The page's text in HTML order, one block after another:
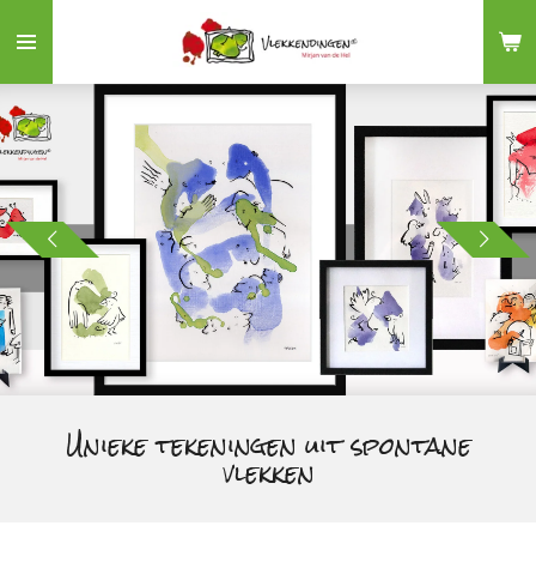
direct
naar
de
hoofdinhoud
Unieke tekeningen uit spontane
vlekken